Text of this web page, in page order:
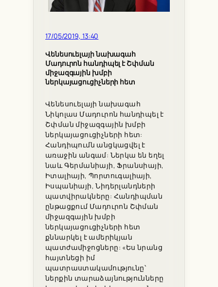
17/05/2019, 13:40
Վենեսուելայի նախագահ
Մադուրոն հանդիպել է Շփման
միջազգային խմբի
ներկայացուցիչների հետ
Վենեսուելայի նախագահ
Նիկոլաս Մադուրոն հանդիպել է
Շփման միջազգային խմբի
ներկայացուցիչների հետ:
Հանդիպումն անցկացվել է
առաջին անգամ: Ներկա են եղել
նաև Գերմանիայի, Ֆրանսիայի,
Իտալիայի, Պորտուգալիայի,
Իսպանիայի, Նիդերլանդների
պատվիրակները: Հանդիպման
ընթացքում Մադուրոն Շփման
միջազգային խմբի
ներկայացուցիչների հետ
քննարկել է ամերիկյան
պատժամիջոցները: «Ես նրանց
հայտնեցի իմ
պատրաստակամությունը՝
ներքին տարաձայնությունները